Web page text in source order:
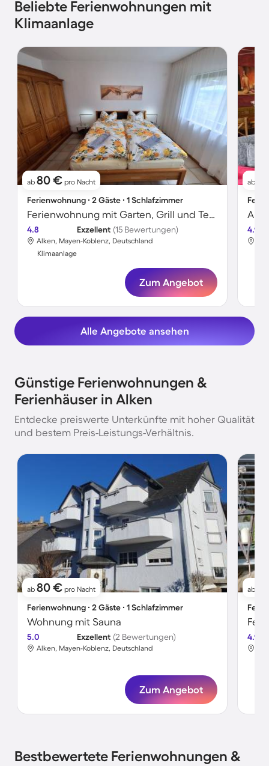
Beliebte Ferienwohnungen mit
Klimaanlage
ab 80 € pro Nacht
Ferienwohnung ∙ 2 Gäste ∙ 1 Schlafzimmer
Ferienwohnung mit Garten, Grill und Terrasse | Gartenblick
4.8 Exzellent (15 Bewertungen)
Alken, Mayen-Koblenz, Deutschland
Klimaanlage
Zum Angebot
ab
4.9
Alle Angebote ansehen
Günstige Ferienwohnungen &
Ferienhäuser in Alken
Entdecke preiswerte Unterkünfte mit hoher Qualität
und bestem Preis-Leistungs-Verhältnis.
ab 80 € pro Nacht
Ferienwohnung ∙ 2 Gäste ∙ 1 Schlafzimmer
Wohnung mit Sauna
5.0 Exzellent (2 Bewertungen)
Alken, Mayen-Koblenz, Deutschland
Zum Angebot
ab
4.9
Bestbewertete Ferienwohnungen &